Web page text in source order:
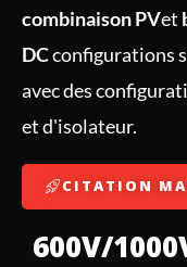
combinaison PVet
DCconfigurations
avec des
et d'isolateur.
CITATION
600V/